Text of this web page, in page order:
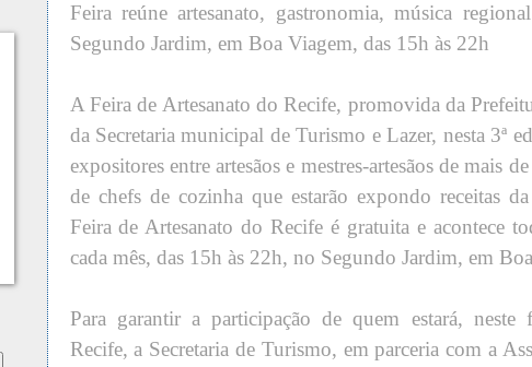
Feira reúne artesanato, gastronomia, música
Segundo Jardim, em Boa Viagem, das 15h às 22h
A Feira de Artesanato do Recife, promovida da
da Secretaria municipal de Turismo e Lazer, nesta 3ª
expositores entre artesãos e mestres-artesãos de mais
de chefs de cozinha que estarão expondo receitas
Feira de Artesanato do Recife é gratuita e acontece
cada mês, das 15h às 22h, no Segundo Jardim, em
Para garantir a participação de quem estará, neste
Recife, a Secretaria de Turismo, em parceria com a